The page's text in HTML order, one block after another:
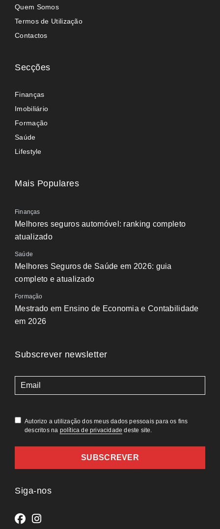
Quem Somos
Termos de Utilização
Contactos
Secções
Finanças
Imobiliário
Formação
Saúde
Lifestyle
Mais Populares
Finanças
Melhores seguros automóvel: ranking completo
atualizado
Saúde
Melhores Seguros de Saúde em 2026: guia
completo e atualizado
Formação
Mestrado em Ensino de Economia e Contabilidade
em 2026
Subscrever newsletter
(Obrigatório)
Autorizo a utilização dos meus dados pessoais para os fins
descritos na política de privacidade deste site.
Siga-nos